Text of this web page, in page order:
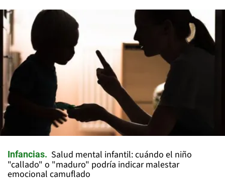
Infancias
Salud mental infantil: cuándo el niño
"callado" o "maduro" podría indicar malestar
emocional camuflado